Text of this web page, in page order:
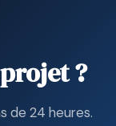
?
de 24 heures.